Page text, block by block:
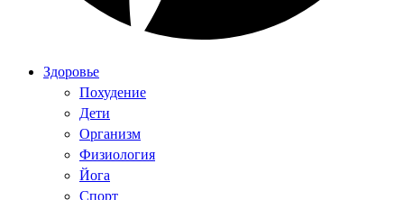
Здоровье
Похудение
Дети
Организм
Физиология
Йога
Спорт